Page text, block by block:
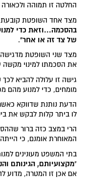
החלטה זו תמוהה
מצד אחד השופטת
בהסכמה...וזאת כדי
של צד זה או אחר".
מצד שני השופטת
את הסכמתו למינוי מקשה
גישה זו עלולה להביא לכך
מומחים, כדי למנוע מהם
הדעת נותנת שדווקא
לו ביתר קלות לבקש את
הרי במצב כזה ברור
המאוחרת אומנם, כי
בתי המשפט מעונינים
"מקצועיותם, הגינותם
אם אכן זו המטרה, מדוע